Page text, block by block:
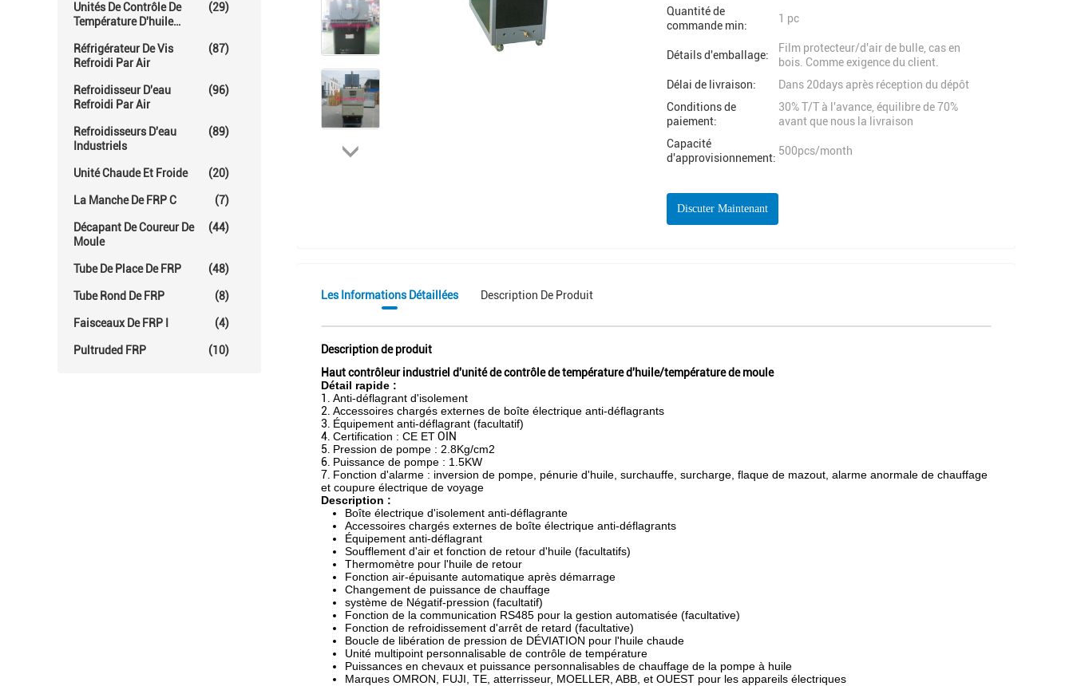
Unités De Contrôle De
Température D'huile
(29)
Réfrigérateur De Vis
Refroidi Par Air
(87)
Refroidisseur D'eau
Refroidi Par Air
(96)
Refroidisseurs D'eau
Industriels
(89)
Unité Chaude Et Froide (20)
La Manche De FRP C (7)
Décapant De Coureur De
Moule
(44)
Tube De Place De FRP (48)
Tube Rond De FRP (8)
Faisceaux De FRP I (4)
Pultruded FRP (10)
Quantité de
commande min:
1 pc
Détails d'emballage:
Film protecteur/d'air de bulle, cas en
bois. Comme exigence du client.
Délai de livraison:
Dans 20days après réception du dépôt
Conditions de
paiement:
30% T/T à l'avance, équilibre de 70%
avant que nous la livraison
Capacité
d'approvisionnement:
500pcs/month
Discuter Maintenant
Les Informations Détaillées Description De Produit
Description de produit
Haut contrôleur industriel d'unité de contrôle de température d'huile/température de moule
Détail rapide :
1. Anti-déflagrant d'isolement
2. Accessoires chargés externes de boîte électrique anti-déflagrants
3. Équipement anti-déflagrant (facultatif)
4. Certification : CE ETOIN
5. Pression de pompe : 2.8Kg/cm2
6. Puissance de pompe : 1.5KW
7. Fonction d'alarme : inversion de pompe, pénurie d'huile, surchauffe, surcharge, flaque de mazout, alarme anormale de chauffage
et coupure électrique de voyage
Description :
Boîte électrique d'isolement anti-déflagrante
Accessoires chargés externes de boîte électrique anti-déflagrants
Équipement anti-déflagrant
Soufflement d'air et fonction de retour d'huile (facultatifs)
Thermomètre pour l'huile de retour
Fonction air-épuisante automatique après démarrage
Changement de puissance de chauffage
système de Négatif-pression (facultatif)
Fonction de la communication RS485 pour la gestion automatisée (facultative)
Fonction de refroidissement d'arrêt de retard (facultative)
Boucle de libération de pression de DÉVIATION pour l'huile chaude
Unité multipoint personnalisable de contrôle de température
Puissances en chevaux et puissance personnalisables de chauffage de la pompe à huile
Marques OMRON, FUJI, TE, atterrisseur, MOELLER, ABB, et OUEST pour les appareils électriques